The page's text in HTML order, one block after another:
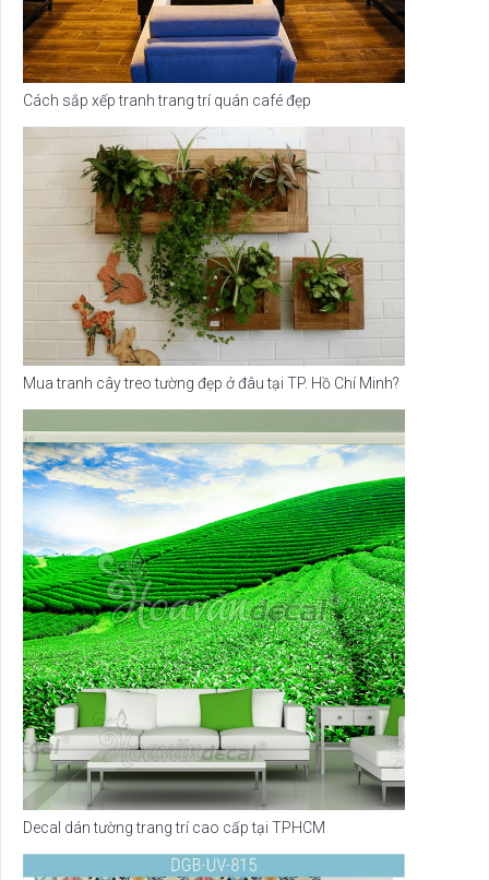
Cách sắp xếp tranh trang trí quán café đẹp
Mua tranh cây treo tường đẹp ở đâu tại TP. Hồ Chí Minh?
Decal dán tường trang trí cao cấp tại TPHCM